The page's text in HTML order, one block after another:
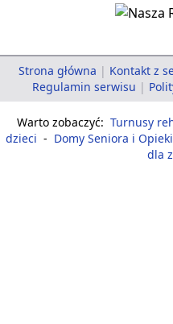
Strona główna | Kontakt z
Regulamin serwisu |
Warto zobaczyć: Turnusy
dzieci - Domy Seniora i Opieki
dla